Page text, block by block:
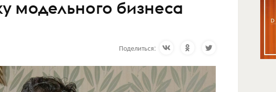
модельного бизнеса
Поделиться: